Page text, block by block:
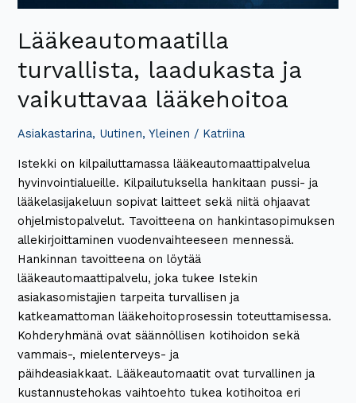
Lääkeautomaatilla
turvallista, laadukasta ja
vaikuttavaa lääkehoitoa
Asiakastarina, Uutinen,Yleinen / Katriina
Istekki on kilpailuttamassa lääkeautomaattipalvelua
hyvinvointialueille. Kilpailutuksella hankitaan pussi- ja
lääkelasijakeluun sopivat laitteet sekä niitä ohjaavat
ohjelmistopalvelut. Tavoitteena on hankintasopimuksen
allekirjoittaminen vuodenvaihteeseen mennessä.
Hankinnan tavoitteena on löytää
lääkeautomaattipalvelu, joka tukee Istekin
asiakasomistajien tarpeita turvallisen ja
katkeamattoman lääkehoitoprosessin toteuttamisessa.
Kohderyhmänä ovat säännöllisen kotihoidon sekä
vammais-, mielenterveys- ja
päihdeasiakkaat. Lääkeautomaatit ovat turvallinen ja
kustannustehokas vaihtoehto tukea kotihoitoa eri